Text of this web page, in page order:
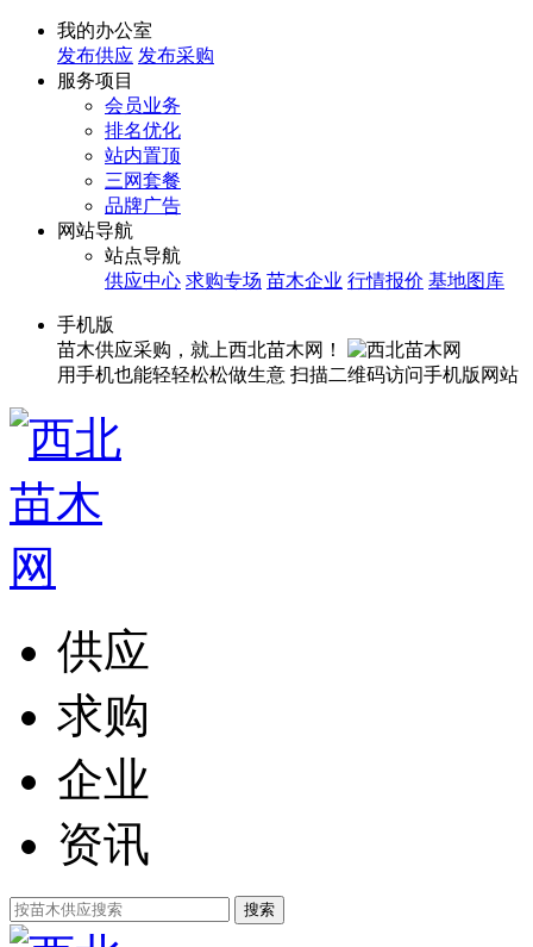
我的办公室
发布供应 发布采购
服务项目
会员业务
排名优化
站内置顶
三网套餐
品牌广告
网站导航
站点导航
供应中心 求购专场 苗木企业 行情报价 基地图库
手机版
苗木供应采购，就上西北苗木网！
用手机也能轻轻松松做生意 扫描二维码访问手机版网站
供应
求购
企业
资讯